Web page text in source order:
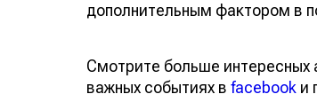
дополнительным фактором в
Смотрите больше интересных
важных событиях в facebook и